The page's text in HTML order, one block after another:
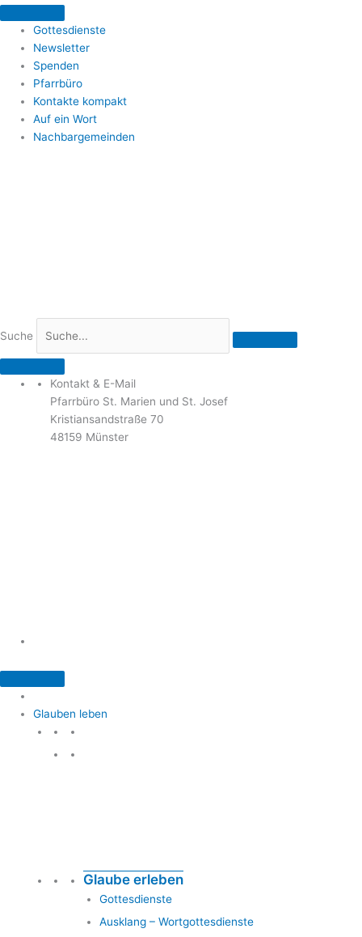
Zum
springen
Gottesdienste
Newsletter
Spenden
Pfarrbüro
Kontakte kompakt
Auf ein Wort
Nachbargemeinden
Suche
Kontakt & E-Mail
Pfarrbüro St. Marien und St. Josef
Kristiansandstraße 70
48159 Münster
Glauben leben
Glaube erleben
Gottesdienste
Ausklang – Wortgottesdienste